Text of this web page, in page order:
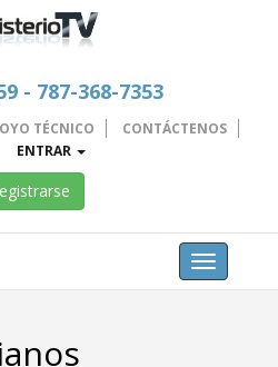
- 787-368-7353
TÉCNICO
CONTÁCTENOS
ENTRAR
Toggle
navigation